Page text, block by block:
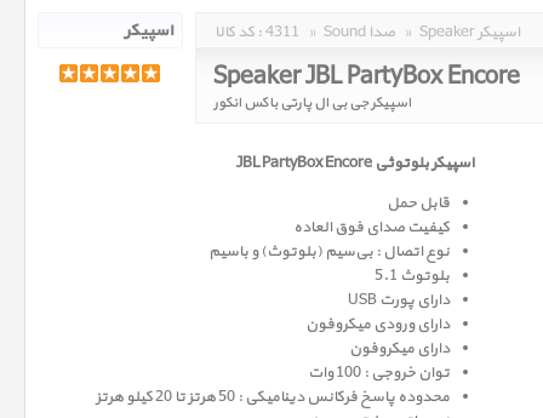
کد کالا : 4311 » Sound صدا » Speaker اسپیکر
Speaker JBL PartyBox Encore
اسپیکر جی بی ال پارتی باکس انکور
اسپیکر بلوتوثی JBL PartyBox Encore
قابل حمل
کیفیت صدای فوق العاده
نوع اتصال : بی‌سیم (بلوتوث) و باسیم
بلوتوث 5.1
دارای پورت USB
دارای ورودی میکروفون
دارای میکروفون
توان خروجی : 100 وات
محدوده پاسخ فرکانس دینامیکی : 50 هرتز تا 20 کیلو هرتز